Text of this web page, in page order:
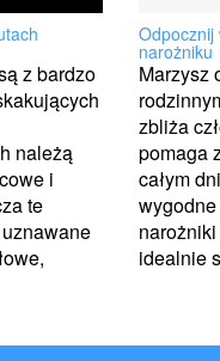
z bardzo
należą
i
te
Odpocznij
narożniku
Marzysz
zbliża
pomaga
całym
idealnie